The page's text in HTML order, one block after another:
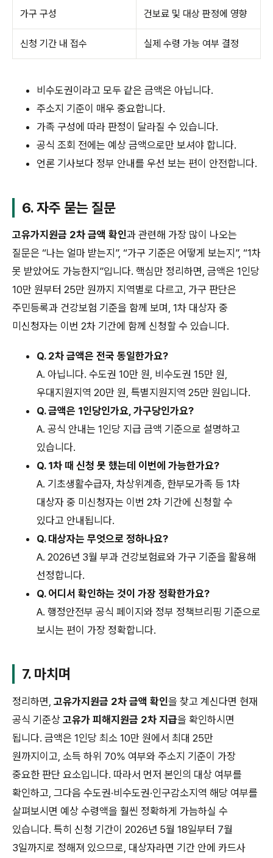
가구 구성 건보료 및 대상 판정에 영향
신청 기간 내 접수 실제 수령 가능 여부 결정
비수도권이라고 모두 같은 금액은 아닙니다.
주소지 기준이 매우 중요합니다.
가족 구성에 따라 판정이 달라질 수 있습니다.
공식 조회 전에는 예상 금액으로만 보셔야 합니다.
언론 기사보다 정부 안내를 우선 보는 편이 안전합니다.
6. 자주 묻는 질문
고유가지원금 2차 금액 확인과 관련해 가장 많이 나오는
질문은 “나는 얼마 받는지”, “가구 기준은 어떻게 보는지”, “1차
못 받았어도 가능한지”입니다. 핵심만 정리하면, 금액은 1인당
10만 원부터 25만 원까지 지역별로 다르고, 가구 판단은
주민등록과 건강보험 기준을 함께 보며, 1차 대상자 중
미신청자는 이번 2차 기간에 함께 신청할 수 있습니다.
Q. 2차 금액은 전국 동일한가요?
A. 아닙니다. 수도권 10만 원, 비수도권 15만 원,
우대지원지역 20만 원, 특별지원지역 25만 원입니다.
Q. 금액은 1인당인가요, 가구당인가요?
A. 공식 안내는 1인당 지급 금액 기준으로 설명하고
있습니다.
Q. 1차 때 신청 못 했는데 이번에 가능한가요?
A. 기초생활수급자, 차상위계층, 한부모가족 등 1차
대상자 중 미신청자는 이번 2차 기간에 신청할 수
있다고 안내됩니다.
Q. 대상자는 무엇으로 정하나요?
A. 2026년 3월 부과 건강보험료와 가구 기준을 활용해
선정합니다.
Q. 어디서 확인하는 것이 가장 정확한가요?
A. 행정안전부 공식 페이지와 정부 정책브리핑 기준으로
보시는 편이 가장 정확합니다.
7. 마치며
정리하면, 고유가지원금 2차 금액 확인을 찾고 계신다면 현재
공식 기준상 고유가 피해지원금 2차 지급을 확인하시면
됩니다. 금액은 1인당 최소 10만 원에서 최대 25만
원까지이고, 소득 하위 70% 여부와 주소지 기준이 가장
중요한 판단 요소입니다. 따라서 먼저 본인의 대상 여부를
확인하고, 그다음 수도권·비수도권·인구감소지역 해당 여부를
살펴보시면 예상 수령액을 훨씬 정확하게 가늠하실 수
있습니다. 특히 신청 기간이 2026년 5월 18일부터 7월
3일까지로 정해져 있으므로, 대상자라면 기간 안에 카드사